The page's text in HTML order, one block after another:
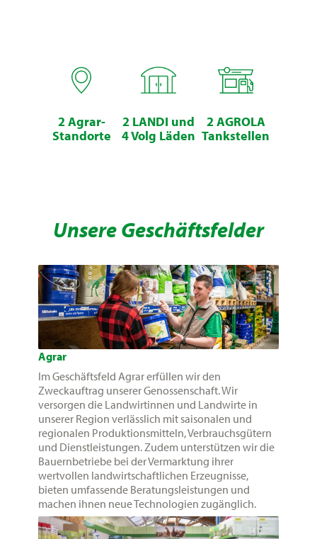
2 Agrar-
Standorte
2 LANDI und
4 Volg Läden
2 AGROLA
Tankstellen
Unsere Geschäftsfelder
Agrar
Im Geschäftsfeld Agrar erfüllen wir den
Zweckauftrag unserer Genossenschaft. Wir
versorgen die Landwirtinnen und Landwirte in
unserer Region verlässlich mit saisonalen und
regionalen Produktionsmitteln, Verbrauchsgütern
und Dienstleistungen. Zudem unterstützen wir die
Bauernbetriebe bei der Vermarktung ihrer
wertvollen landwirtschaftlichen Erzeugnisse,
bieten umfassende Beratungsleistungen und
machen ihnen neue Technologien zugänglich.